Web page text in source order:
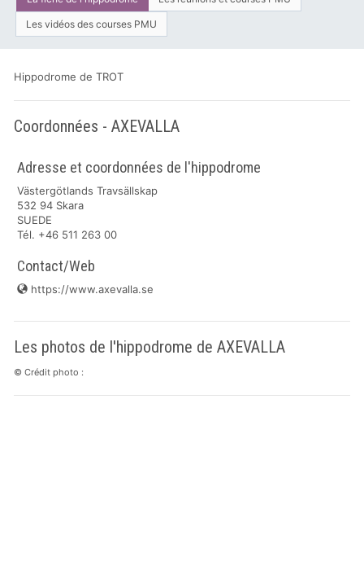
Les vidéos des courses PMU
Hippodrome de TROT
Coordonnées - AXEVALLA
Adresse et coordonnées de l'hippodrome
Västergötlands Travsällskap
532 94 Skara
SUEDE
Tél. +46 511 263 00
Contact/Web
https://www.axevalla.se
Les photos de l'hippodrome de AXEVALLA
© Crédit photo :